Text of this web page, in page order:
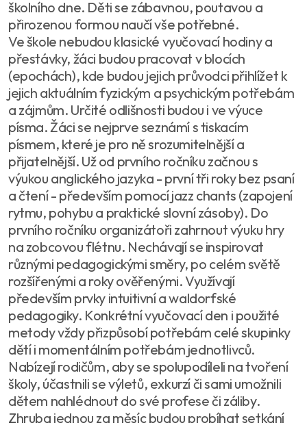
školního dne. Děti se zábavnou, poutavou a
přirozenou formou naučí vše potřebné.
Ve škole nebudou klasické vyučovací hodiny a
přestávky, žáci budou pracovat v blocích
(epochách), kde budou jejich průvodci přihlížet k
jejich aktuálním fyzickým a psychickým potřebám
a zájmům. Určité odlišnosti budou i ve výuce
písma. Žáci se nejprve seznámí s tiskacím
písmem, které je pro ně srozumitelnější a
přijatelnější. Už od prvního ročníku začnou s
výukou anglického jazyka - první tři roky bez psaní
a čtení - především pomocí jazz chants (zapojení
rytmu, pohybu a praktické slovní zásoby). Do
prvního ročníku organizátoři zahrnout výuku hry
na zobcovou flétnu. Nechávají se inspirovat
různými pedagogickými směry, po celém světě
rozšířenými a roky ověřenými. Využívají
především prvky intuitivní a waldorfské
pedagogiky. Konkrétní vyučovací den i použité
metody vždy přizpůsobí potřebám celé skupinky
dětí i momentálním potřebám jednotlivců.
Nabízejí rodičům, aby se spolupodíleli na tvoření
školy, účastnili se výletů, exkurzí či sami umožnili
dětem nahlédnout do své profese či záliby.
Zhruba jednou za měsíc budou probíhat setkání